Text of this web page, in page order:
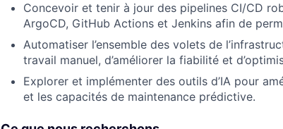
Concevoir et tenir à jour des pipelines CI/CD
ArgoCD, GitHub Actions et Jenkins afin de
Automatiser l’ensemble des volets de
travail manuel, d’améliorer la fiabilité et
Explorer et implémenter des outils d’IA pour
et les capacités de maintenance prédictive.